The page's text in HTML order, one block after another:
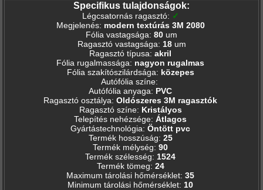
Specifikus tulajdonságok:
Légcsatornás ragasztó: ✓
Megjelenés: modern textúrás 3M 2080
Fólia vastagsága: 80 um
Ragasztó vastagsága: 18 um
Ragasztó típusa: akril
Fólia rugalmassága: nagyon rugalmas
Fólia szakítószilárdsága: közepes
Autófólia színe:
Autófólia anyaga: PVC
Ragasztó osztálya: Oldószeres 3M ragasztók
Ragasztó színe: Kristályos
Telepítés nehézsége: Átlagos
Gyártástechnológia: Öntött pvc
Termék hosszúság: 25
Termék mélység: 90
Termék szélesség: 1524
Termék tömeg: 24
Maximum tárolási hőmérséklet: 35
Minimum tárolási hőmérséklet: 10